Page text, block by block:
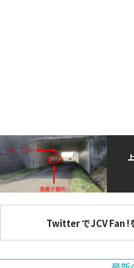
Twitter でJCV Fan !